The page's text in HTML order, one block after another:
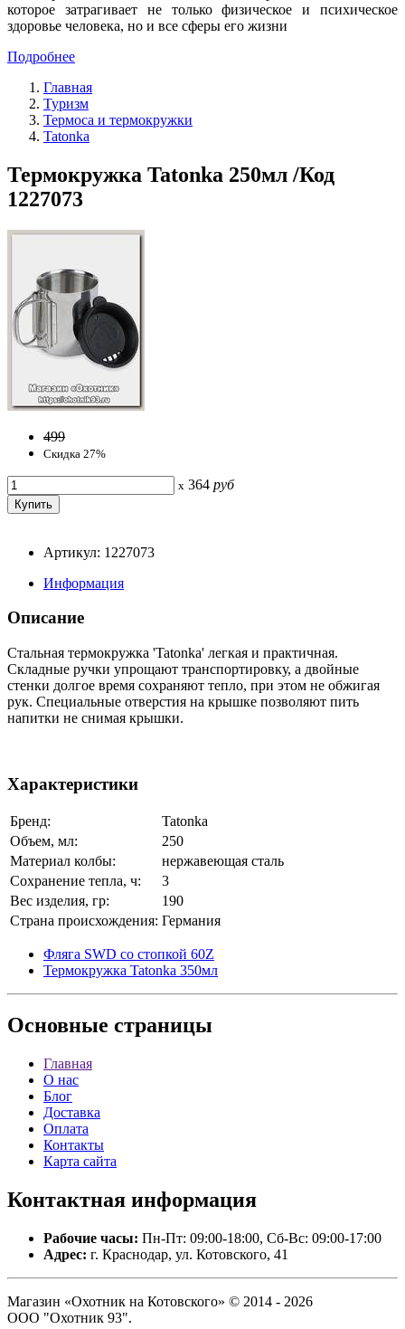
которое затрагивает не только физическое и психическое
здоровье человека, но и все сферы его жизни
Подробнее
Главная
Туризм
Термоса и термокружки
Tatonka
Термокружка Tatonka 250мл /Код
1227073
499
Скидка 27%
x 364 руб
Артикул: 1227073
Информация
Описание
Стальная термокружка 'Tatonka' легкая и практичная.
Складные ручки упрощают транспортировку, а двойные
стенки долгое время сохраняют тепло, при этом не обжигая
рук. Специальные отверстия на крышке позволяют пить
напитки не снимая крышки.
Характеристики
Бренд:
Tatonka
Объем, мл:
250
Материал колбы:
нержавеющая сталь
Сохранение тепла, ч:
3
Вес изделия, гр:
190
Страна происхождения: Германия
Фляга SWD со стопкой 60Z
Термокружка Tatonka 350мл
Основные страницы
Главная
О нас
Блог
Доставка
Оплата
Контакты
Карта сайта
Контактная информация
Рабочие часы: Пн-Пт: 09:00-18:00, Сб-Вс: 09:00-17:00
Адрес: г. Краснодар, ул. Котовского, 41
Магазин «Охотник на Котовского» © 2014 - 2026
ООО "Охотник 93".